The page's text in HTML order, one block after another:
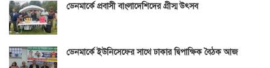
ডেনমার্কে প্রবাসী বাংলাদেশিদের গ্রীস্ম উৎসব
ডেনমার্কে ইউনিসেফের সাথে ঢাকার দ্বিপাক্ষিক বৈঠক আজ